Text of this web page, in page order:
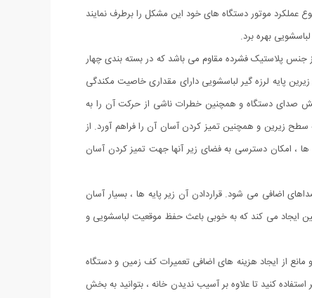
عملکرد موتور دستگاه های خود این مشکل را برطرف نمایند
بهره برد.
جنس پلاستیک فشرده مقاوم می باشد که در بسته بندی چهار
پایه لرزه گیر لباسشویی دارای مقداری خاصیت مکندگی
صدای دستگاه و همچنین خطرات ناشی از حرکت آن را به
زیرین و همچنین تمیز کردن آسان آن را فراهم آورد. از
ها ، امکان دسترسی به فضای زیر آنها جهت تمیز کردن آسان
اضافی می شود. قراردادن آن زیر پایه ها ، بسیار آسان
ایجاد می کند که به خوبی باعث حفظ موقعیت لباسشویی و
از ایجاد هزینه های اضافی تعمیرات کف زمین و دستگاه
کنید تا علاوه بر آسیب ندیدن خانه ، بتوانید به بخش